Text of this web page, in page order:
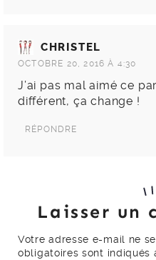
CHRISTEL
OCTOBRE 20, 2016 À 4:30
J’ai pas mal aimé ce
différent, ça change !
RÉPONDRE
Laisser un
Votre adresse e-mail ne
obligatoires sont indiqués